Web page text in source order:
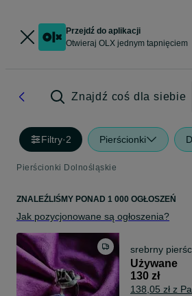
Przejdź do aplikacji
Otwieraj OLX jednym tapnięciem
Znajdź coś dla siebie
Filtry·2 Pierścionki
Pierścionki Dolnośląskie
ZNALEŹLIŚMY PONAD 1 000 OGŁOSZEŃ
Jak pozycjonowane są ogłoszenia?
srebrny
Używane
130 zł
138,05 zł z